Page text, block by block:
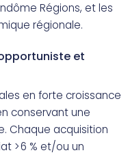
Régions, et les
régionale.
et
en forte croissance
conservant une
Chaque acquisition
> 6 % et/ou un